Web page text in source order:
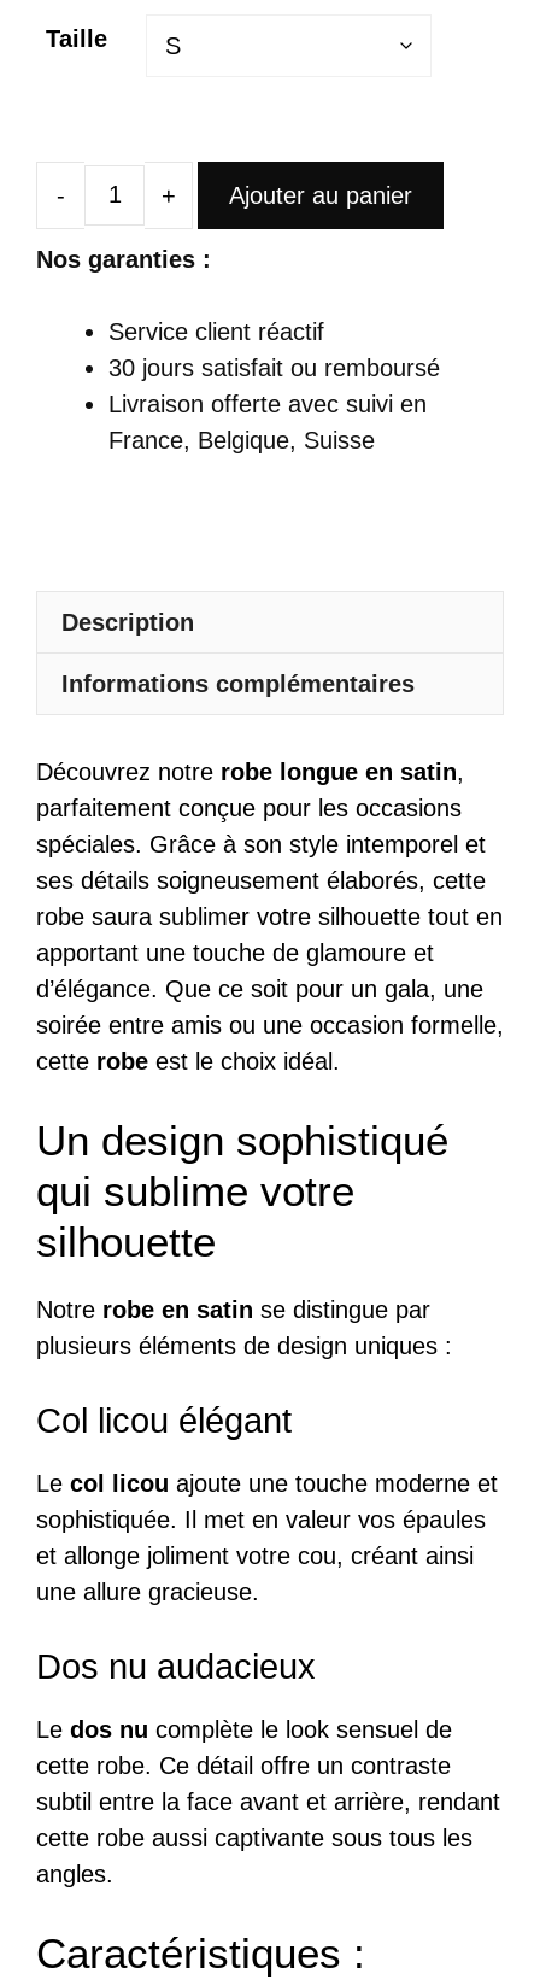
Taille
quantité
Satin
Longue
Dos
Nu
Ajouter au panier
Nos garanties :
Service client réactif
30 jours satisfait ou remboursé
Livraison offerte avec suivi en
France, Belgique, Suisse
Description
Informations complémentaires
Découvrez notre robe longue en satin,
parfaitement conçue pour les occasions
spéciales. Grâce à son style intemporel et
ses détails soigneusement élaborés, cette
robe saura sublimer votre silhouette tout en
apportant une touche de glamoure et
d’élégance. Que ce soit pour un gala, une
soirée entre amis ou une occasion formelle,
cette robe est le choix idéal.
Un design sophistiqué
qui sublime votre
silhouette
Notre robe en satin se distingue par
plusieurs éléments de design uniques :
Col licou élégant
Le col licou ajoute une touche moderne et
sophistiquée. Il met en valeur vos épaules
et allonge joliment votre cou, créant ainsi
une allure gracieuse.
Dos nu audacieux
Le dos nu complète le look sensuel de
cette robe. Ce détail offre un contraste
subtil entre la face avant et arrière, rendant
cette robe aussi captivante sous tous les
angles.
Caractéristiques :